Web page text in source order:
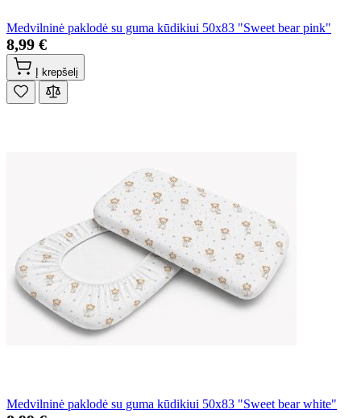
Medvilninė paklodė su guma kūdikiui 50x83 "Sweet bear pink"
8,99 €
Į krepšelį
Medvilninė paklodė su guma kūdikiui 50x83 "Sweet bear white"